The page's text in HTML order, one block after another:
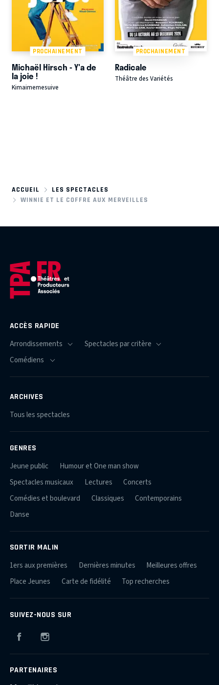
PROCHAINEMENT
Michaël Hirsch - Y'a de
la joie !
Kimaimemesuive
PROCHAINEMENT
Radicale
Théâtre des Variétés
ACCUEIL
LES SPECTACLES
WINNIE ET LE COFFRE AUX MERVEILLES
ACCÈS RAPIDE
ARCHIVES
Tous les spectacles
GENRES
Jeune public
Humour et One man show
Spectacles musicaux
Lectures
Concerts
Comédies et boulevard
Classiques
Contemporains
Danse
SORTIR MALIN
1ers aux premières Dernières minutes
Meilleures offres
Place Jeunes
Carte de fidélité Top recherches
SUIVEZ-NOUS SUR
Facebook
PARTENAIRES